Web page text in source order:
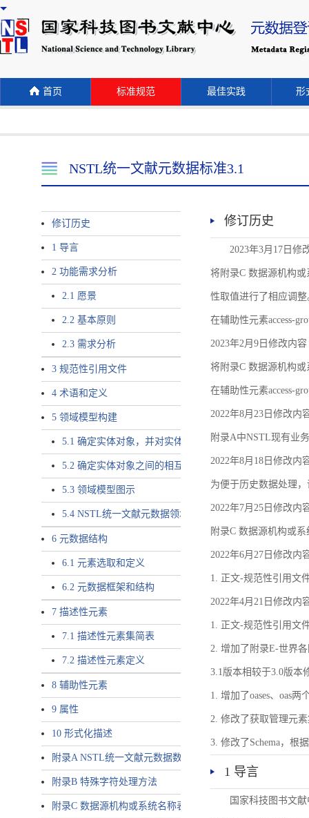
首页 标准规范 最佳实践 形
NSTL统一文献元数据标准3.1
修订历史
1 导言
2 功能需求分析
2.1 愿景
2.2 基本原则
2.3 需求分析
3 规范性引用文件
4 术语和定义
5 领域模型构建
5.1 确定实体对象，并对实体对象命名
5.2 确定实体对象之间的相互关系，定义实体对象之间的
5.3 领域模型图示
5.4 NSTL统一文献元数据领域模型的验证
6 元数据结构
6.1 元素选取和定义
6.2 元数据框架和结构
7 描述性元素
7.1 描述性元素集简表
7.2 描述性元素定义
8 辅助性元素
9 属性
10 形式化描述
附录A NSTL统一文献元数据数据唯一标识符规则
附录B 特殊字符处理方法
附录C 数据源机构或系统名称表
修订历史
2023年3月17日修
将附录C 数据源机构或
性取值进行了相应调整
在辅助性元素access-
2023年2月9日修改内容
将附录C 数据源机构或
在辅助性元素access-
2022年8月23日修改内
附录A中NSTL现有业
2022年8月18日修改内
为便于历史数据处理
2022年7月25日修改内
附录C 数据源机构或
2022年6月27日修改内
1. 正文-规范性引用文
2022年4月21日修改内
1. 正文-规范性引用文
2. 增加了附录E-世界
3.1版本相较于3.0版本
1. 增加了oases、oas
2. 修改了获取管理元
3. 修改了Schema，根
1 导言
国家科技图书文